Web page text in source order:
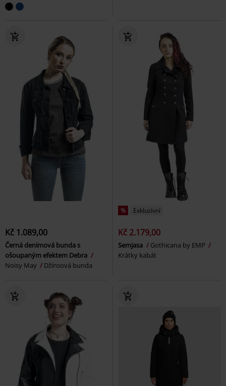
Kč 1.089,00
Černá denimová bunda s
ošoupaným efektem Debra
Noisy May
Džínsová bunda
% Exkluzivní
Kč 2.179,00
Semjasa
Gothicana by EMP
Krátky kabát